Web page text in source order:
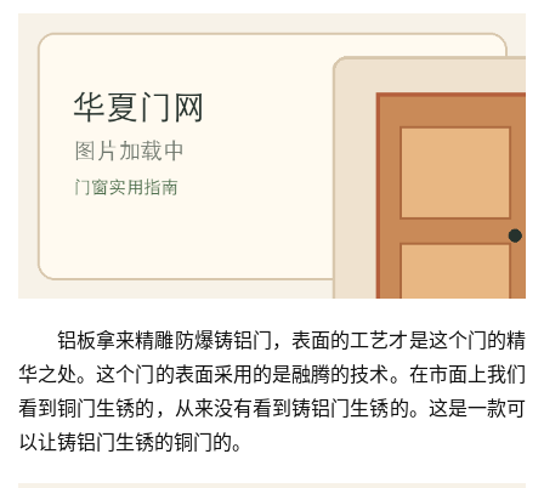
入
户
铝板拿来精雕防爆铸铝门，表面的工艺才是这个门的精
华之处。这个门的表面采用的是融腾的技术。在市面上我们
看到铜门生锈的，从来没有看到铸铝门生锈的。这是一款可
以让铸铝门生锈的铜门的。